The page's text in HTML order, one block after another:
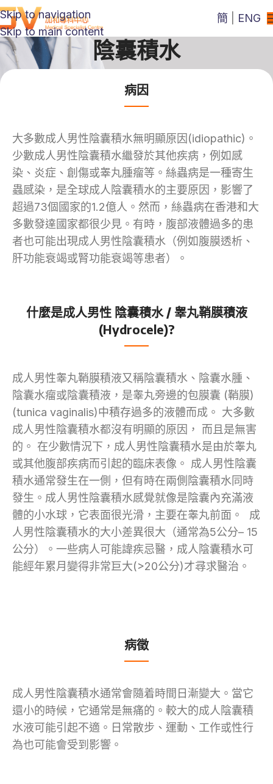
Skip to navigation
Skip to main content
簡 ENG
陰囊積水
什麼是成人男性 陰囊積水 / 睾丸鞘膜積液
(Hydrocele)?
成人男性睾丸鞘膜積液又稱陰囊積水、陰囊水腫、
陰囊水瘤或陰囊積液，是睾丸旁邊的包膜囊 (鞘膜)
(tunica vaginalis)中積存過多的液體而成。 大多數
成人男性陰囊積水都沒有明顯的原因， 而且是無害
的。 在少數情況下，成人男性陰囊積水是由於睾丸
或其他腹部疾病而引起的臨床表像。 成人男性陰囊
積水通常發生在一側，但有時在兩側陰囊積水同時
發生。成人男性陰囊積水感覺就像是陰囊內充滿液
體的小水球，它表面很光滑，主要在睾丸前面。 成
人男性陰囊積水的大小差異很大（通常為5公分– 15
公分）。一些病人可能諱疾忌醫，成人陰囊積水可
能經年累月變得非常巨大(>20公分)才尋求醫治。
病因
大多數成人男性陰囊積水無明顯原因(idiopathic)。
少數成人男性陰囊積水繼發於其他疾病，例如感
染、炎症、創傷或睾丸腫瘤等。絲蟲病是一種寄生
蟲感染，是全球成人陰囊積水的主要原因，影響了
超過73個國家的1.2億人。然而，絲蟲病在香港和大
多數發達國家都很少見。有時，腹部液體過多的患
者也可能出現成人男性陰囊積水（例如腹膜透析、
肝功能衰竭或腎功能衰竭等患者）。
病徵
成人男性陰囊積水通常會隨着時間日漸變大。當它
還小的時候，它通常是無痛的。較大的成人陰囊積
水液可能引起不適。日常散步、運動、工作或性行
為也可能會受到影響。